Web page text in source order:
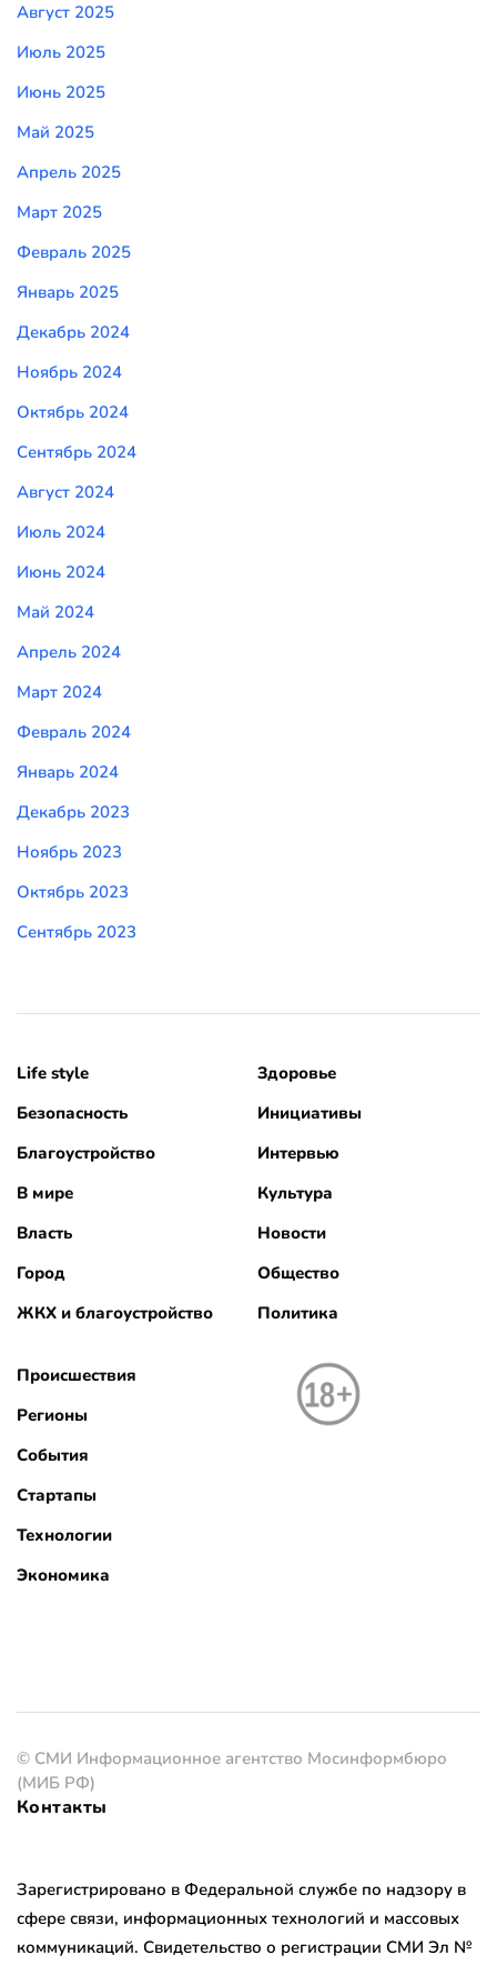
Август 2025
Июль 2025
Июнь 2025
Май 2025
Апрель 2025
Март 2025
Февраль 2025
Январь 2025
Декабрь 2024
Ноябрь 2024
Октябрь 2024
Сентябрь 2024
Август 2024
Июль 2024
Июнь 2024
Май 2024
Апрель 2024
Март 2024
Февраль 2024
Январь 2024
Декабрь 2023
Ноябрь 2023
Октябрь 2023
Сентябрь 2023
Life style
Безопасность
Благоустройство
В мире
Власть
Город
ЖКХ и благоустройство
Здоровье
Инициативы
Интервью
Культура
Новости
Общество
Политика
Происшествия
Регионы
События
Стартапы
Технологии
Экономика
© СМИ Информационное агентство Мосинформбюро
(МИБ РФ)
Контакты
Зарегистрировано в Федеральной службе по надзору в
сфере связи, информационных технологий и массовых
коммуникаций. Свидетельство о регистрации СМИ Эл №